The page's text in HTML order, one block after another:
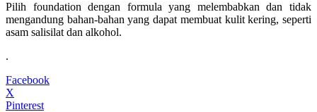
Pilih foundation dengan formula yang melembabkan dan tidak
mengandung bahan-bahan yang dapat membuat kulit kering, seperti
asam salisilat dan alkohol.
.
Facebook
X
Pinterest